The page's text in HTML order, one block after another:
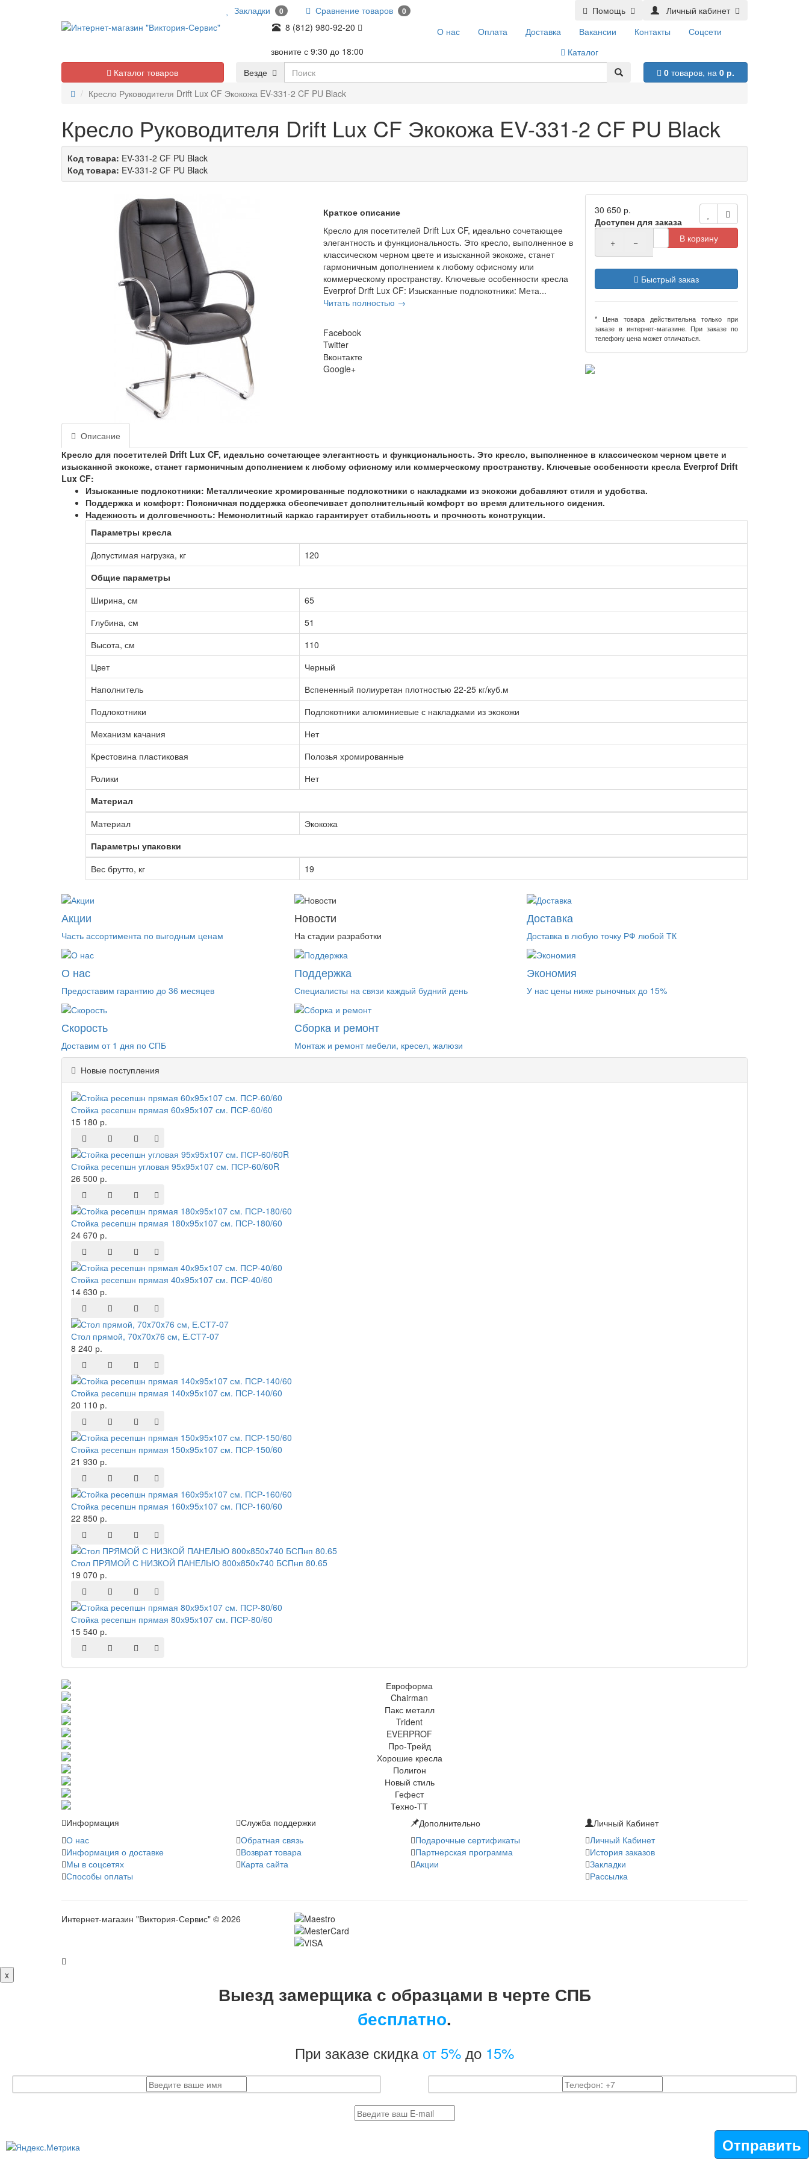
Личный кабинет
Помощь
Закладки 0 Сравнение товаров 0
8 (812) 980-92-20
звоните с 9:30 до 18:00
О нас Оплата Доставка Вакансии Контакты
Соцсети
Каталог
Везде
0товаров, на 0 р.
Каталог товаров
Кресло Руководителя Drift Lux CF Экокожа EV-331-2 CF PU Black
Кресло Руководителя Drift Lux CF Экокожа EV-331-2 CF PU Black
Код товара: EV-331-2 CF PU Black
Код товара: EV-331-2 CF PU Black
Краткое описание
Кресло для посетителей Drift Lux CF, идеально сочетающее
элегантность и функциональность. Это кресло, выполненное в
классическом черном цвете и изысканной экокоже, станет
гармоничным дополнением к любому офисному или
коммерческому пространству. Ключевые особенности кресла
Everprof Drift Lux CF: Изысканные подлокотники: Мета...
Читать полностью →
Facebook
Twitter
Вконтакте
Google+
30 650 р.
Доступен для заказа
+
− В корзину
Быстрый заказ
* Цена товара действительна только при
заказе в интернет-магазине. При заказе по
телефону цена может отличаться.
Описание
Кресло для посетителей Drift Lux CF, идеально сочетающее элегантность и функциональность. Это кресло, выполненное в классическом черном цвете и
изысканной экокоже, станет гармоничным дополнением к любому офисному или коммерческому пространству. Ключевые особенности кресла Everprof Drift
Lux CF:
Изысканные подлокотники: Металлические хромированные подлокотники с накладками из экокожи добавляют стиля и удобства.
Поддержка и комфорт: Поясничная поддержка обеспечивает дополнительный комфорт во время длительного сидения.
Надежность и долговечность: Немонолитный каркас гарантирует стабильность и прочность конструкции.
Параметры кресла
Допустимая нагрузка, кг
120
Общие параметры
Ширина, см
65
Глубина, см
51
Высота, см
110
Цвет
Черный
Наполнитель
Вспененный полиуретан плотностью 22-25 кг/куб.м
Подлокотники
Подлокотники алюминиевые с накладками из экокожи
Механизм качания
Нет
Крестовина пластиковая
Полозья хромированные
Ролики
Нет
Материал
Материал
Экокожа
Параметры упаковки
Вес брутто, кг
19
Акции
Часть ассортимента по выгодным ценам
Новости
На стадии разработки
Доставка
Доставка в любую точку РФ любой ТК
О нас
Предоставим гарантию до 36 месяцев
Поддержка
Специалисты на связи каждый будний день
Экономия
У нас цены ниже рыночных до 15%
Скорость
Доставим от 1 дня по СПБ
Сборка и ремонт
Монтаж и ремонт мебели, кресел, жалюзи
Новые поступления
Стойка ресепшн прямая 60х95х107 см. ПСР-60/60
15 180 р.
Стойка ресепшн угловая 95х95х107 см. ПСР-60/60R
26 500 р.
Стойка ресепшн прямая 180х95х107 см. ПСР-180/60
24 670 р.
Стойка ресепшн прямая 40х95х107 см. ПСР-40/60
14 630 р.
Стол прямой, 70x70x76 см, Е.СТ7-07
8 240 р.
Стойка ресепшн прямая 140х95х107 см. ПСР-140/60
20 110 р.
Стойка ресепшн прямая 150х95х107 см. ПСР-150/60
21 930 р.
Стойка ресепшн прямая 160х95х107 см. ПСР-160/60
22 850 р.
Стол ПРЯМОЙ С НИЗКОЙ ПАНЕЛЬЮ 800х850х740 БСПнп 80.65
19 070 р.
Стойка ресепшн прямая 80х95х107 см. ПСР-80/60
15 540 р.
Информация
О нас
Информация о доставке
Мы в соцсетях
Способы оплаты
Служба поддержки
Обратная связь
Возврат товара
Карта сайта
Дополнительно
Подарочные сертификаты
Партнерская программа
Акции
Личный Кабинет
Личный Кабинет
История заказов
Закладки
Рассылка
Интернет-магазин "Виктория-Сервис" © 2026
x
Выезд замерщика с образцами в черте СПБ
бесплатно.
При заказе скидка от 5% до 15%
Отправить